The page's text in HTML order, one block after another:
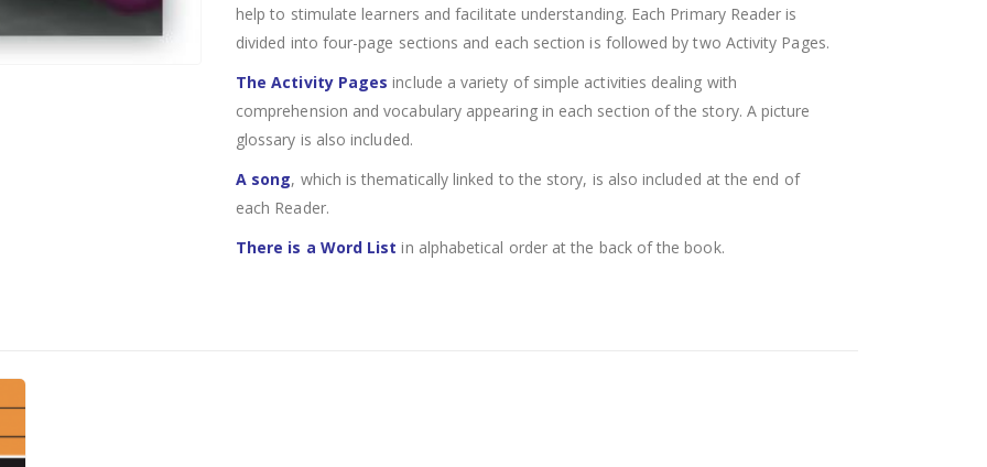
help to stimulate learners and facilitate understanding. Each Primary Reader is
divided into four-page sections and each section is followed by two Activity Pages.
The Activity Pages include a variety of simple activities dealing with
comprehension and vocabulary appearing in each section of the story. A picture
glossary is also included.
A song, which is thematically linked to the story, is also included at the end of
each Reader.
There is a Word List in alphabetical order at the back of the book.